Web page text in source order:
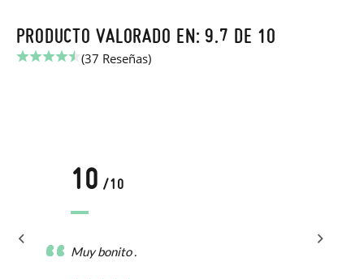
PRODUCTO VALORADO EN: 9.7 DE 10
(37 Reseñas)
10 /10
Muy bonito .